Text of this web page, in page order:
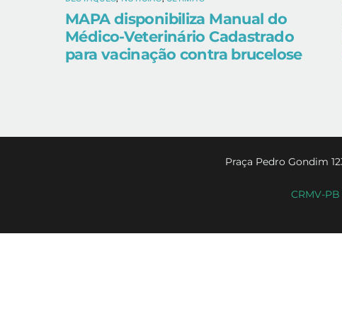
MAPA disponibiliza Manual do
Médico-Veterinário Cadastrado
para vacinação contra brucelose
Praça Pedro Gondim
CRMV-